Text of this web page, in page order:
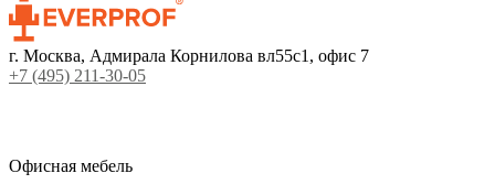
г. Москва, Адмирала Корнилова вл55с1, офис 7
+7 (495) 211-30-05
Офисная мебель